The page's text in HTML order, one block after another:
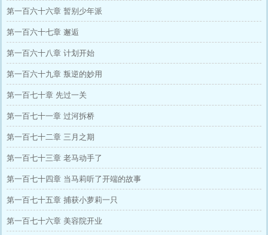
第一百六十六章 暂别少年派
第一百六十七章 邂逅
第一百六十八章 计划开始
第一百六十九章 叛逆的妙用
第一百七十章 先过一关
第一百七十一章 过河拆桥
第一百七十二章 三月之期
第一百七十三章 老马动手了
第一百七十四章 当马莉听了开端的故事
第一百七十五章 捕获小萝莉一只
第一百七十六章 美容院开业